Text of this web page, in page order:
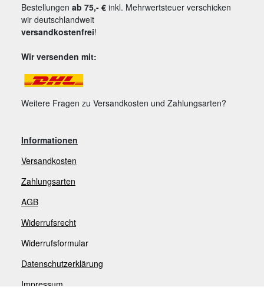
Bestellungen ab 75,- € inkl. Mehrwertsteuer verschicken
wir deutschlandweit
versandkostenfrei!
Wir versenden mit:
Weitere Fragen zu Versandkosten und Zahlungsarten?
Informationen
Versandkosten
Zahlungsarten
AGB
Widerrufsrecht
Widerrufsformular
Datenschutzerklärung
Impressum